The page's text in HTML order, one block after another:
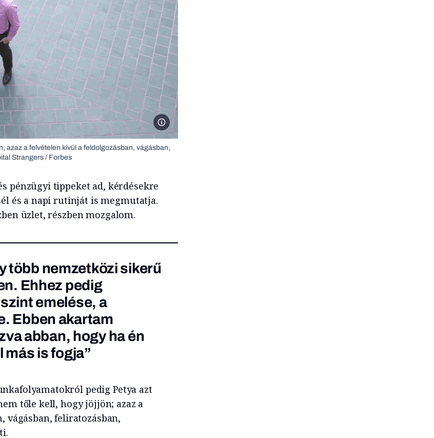
Balogh Petya. Fotó: Orbital Strangers
azaz a felvételen kívül a feldolgozásban, vágásban,
Strangers / Forbes
pénzügyi tippeket ad, kérdésekre
és a napi rutinját is megmutatja.
üzlet, részben mozgalom.
több nemzetközi sikerű
Ehhez pedig
emelése, a
Ebben akartam
abban, hogy ha én
is fogja”
pedig Petya azt
tőle kell, hogy jöjjön; azaz a
vágásban, feliratozásban,